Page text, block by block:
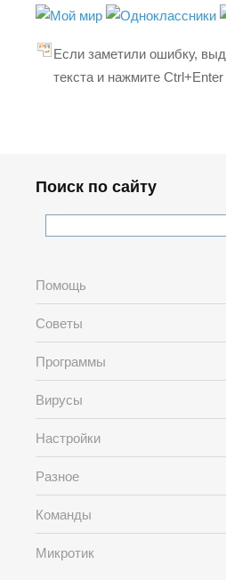
Если заметили ошибку,
текста и нажмите Ctrl+Enter
Поиск по сайту
Помощь
Советы
Программы
Вирусы
Настройки
Разное
Команды
Микротик